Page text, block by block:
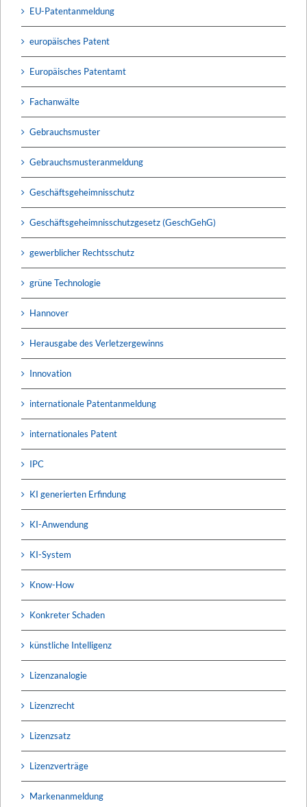
EU-Patentanmeldung
europäisches Patent
Europäisches Patentamt
Fachanwälte
Gebrauchsmuster
Gebrauchsmusteranmeldung
Geschäftsgeheimnisschutz
Geschäftsgeheimnisschutzgesetz (GeschGehG)
gewerblicher Rechtsschutz
grüne Technologie
Hannover
Herausgabe des Verletzergewinns
Innovation
internationale Patentanmeldung
internationales Patent
IPC
KI generierten Erfindung
KI-Anwendung
KI-System
Know-How
Konkreter Schaden
künstliche Intelligenz
Lizenzanalogie
Lizenzrecht
Lizenzsatz
Lizenzverträge
Markenanmeldung